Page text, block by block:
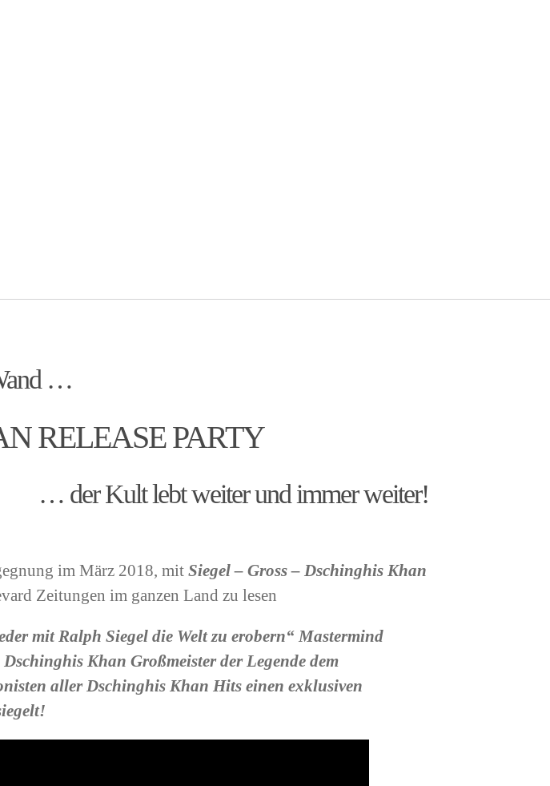
…
RELEASE PARTY
… der Kult lebt weiter und immer weiter!
im März 2018, mitSiegel – Gross – Dschinghis Khan
Zeitungen im ganzen Land zu lesen
mit Ralph Siegel die Welt zu erobern“ Mastermind
Khan Großmeister der Legende dem
aller Dschinghis Khan Hits einen exklusiven